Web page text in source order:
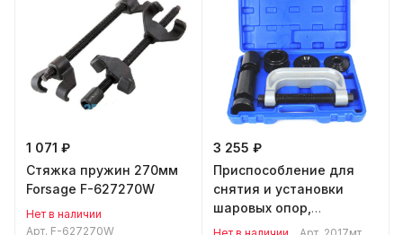
1 071 ₽
Стяжка пружин 270мм
Forsage F-627270W
Нет в наличии
Арт. F-627270W
3 255 ₽
Приспособление для
снятия и установки
шаровых опор,
подшипников и